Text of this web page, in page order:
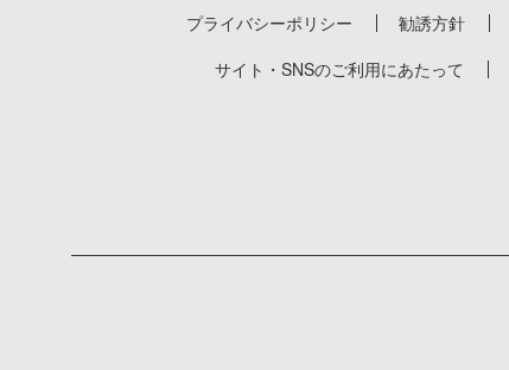
プライバシーポリシー 勧誘方針
サイト・SNSのご利用にあたって